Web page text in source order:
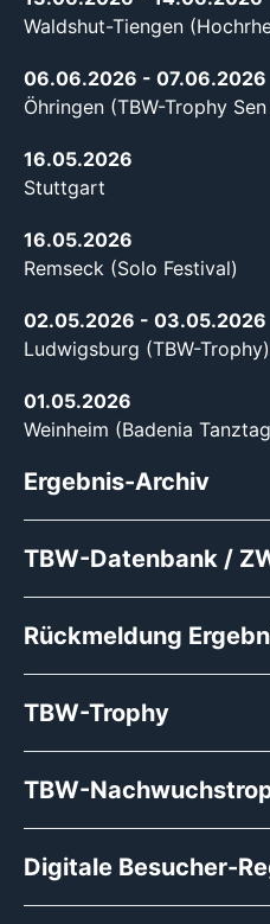
Waldshut-Tiengen
06.06.2026 - 07.06.2026
Öhringen (TBW-Trophy
16.05.2026
Stuttgart
16.05.2026
Remseck (Solo Festival)
02.05.2026 - 03.05.2026
Ludwigsburg (TBW-Trophy)
01.05.2026
Weinheim (Badenia
Ergebnis-Archiv
TBW-Datenbank /
Rückmeldung
TBW-Trophy
TBW-
Digitale Besucher-